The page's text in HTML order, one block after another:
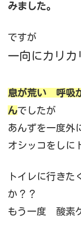
みました。
ですが
一向にカリ
息が荒い 呼吸
んでしたが
あんずを一度外
オシッコをしに
トイレに行きた
か？？
もう一度 酸素